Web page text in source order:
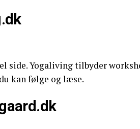
side. Yogaliving tilbyder
kan følge og læse.